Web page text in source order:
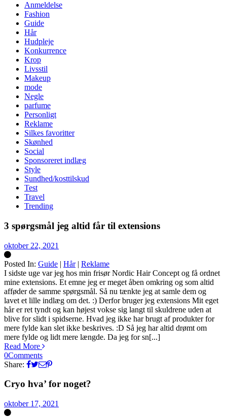
Anmeldelse
Fashion
Guide
Hår
Hudpleje
Konkurrence
Krop
Livsstil
Makeup
mode
Negle
parfume
Personligt
Reklame
Silkes favoritter
Skønhed
Social
Sponsoreret indlæg
Style
Sundhed/kosttilskud
Test
Travel
Trending
3 spørgsmål jeg altid får til extensions
oktober 22, 2021
Posted In: Guide | Hår| Reklame
Silke
I sidste uge var jeg hos min frisør Nordic Hair Concept og få ordnet
mine extensions. Et emne jeg er meget åben omkring og som altid
afføder de samme spørgsmål. Så nu tænkte jeg at samle dem og
lavet et lille indlæg om det. :) Derfor bruger jeg extensions Mit eget
hår er ret tyndt og kan højest vokse sig langt til skuldrene uden at
blive for slidt i spidserne. Hvad jeg ikke har brugt af produkter for
mere fylde kan slet ikke beskrives. :D Så jeg har altid drømt om
mere fylde og lidt mere længde. Da jeg for sn[...]
Read More
0Comments
Share:
Cryo hva’ for noget?
oktober 17, 2021